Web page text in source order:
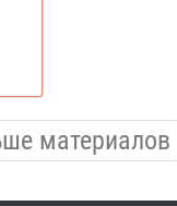
материалов